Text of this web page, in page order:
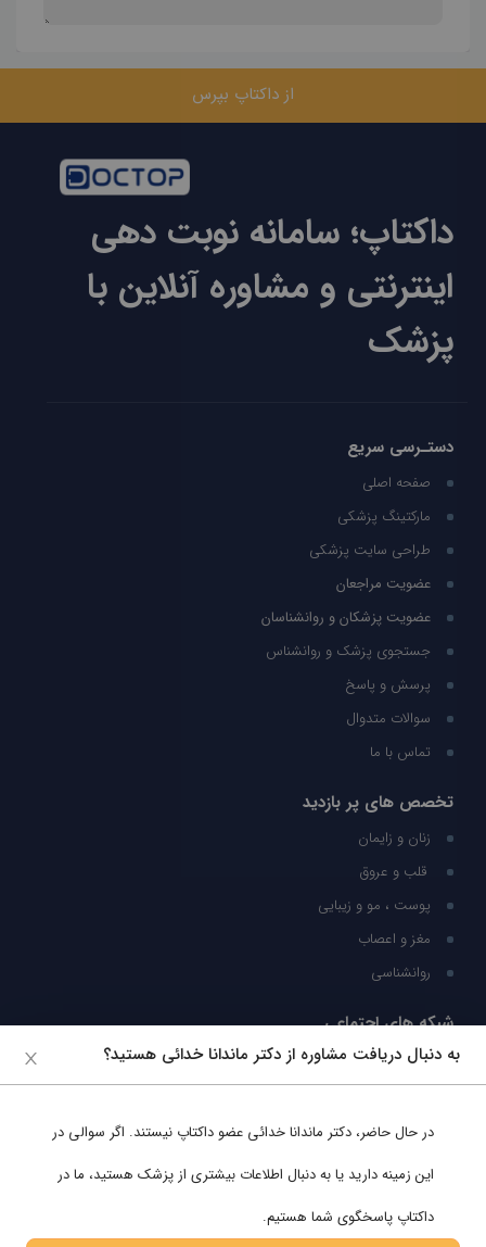
از داکتاپ بپرس
داکتاپ؛ سامانه نوبت دهی
اینترنتی و مشاوره آنلاین با
پزشک
دستـرسی سریع
صفحه اصلی
مارکتینگ پزشکی
طراحی سایت پزشکی
عضویت مراجعان
عضویت پزشکان و روانشناسان
جستجوی پزشک و روانشناس
پرسش و پاسخ
سوالات متدوال
تماس با ما
تخصص های پر بازدید
زنان و زایمان
قلب و عروق
پوست ، مو و زیبایی
مغز و اعصاب
روانشناسی
شبکه های اجتماعی
ما را در شبکه های اجتماعی دنبال کنید
به دنبال دریافت مشاوره از دکتر ماندانا خدائی هستید؟
در حال حاضر، دکتر ماندانا خدائی عضو داکتاپ نیستند. اگر سوالی در
این زمینه دارید یا به دنبال اطلاعات بیشتری از پزشک هستید، ما در
داکتاپ پاسخگوی شما هستیم.